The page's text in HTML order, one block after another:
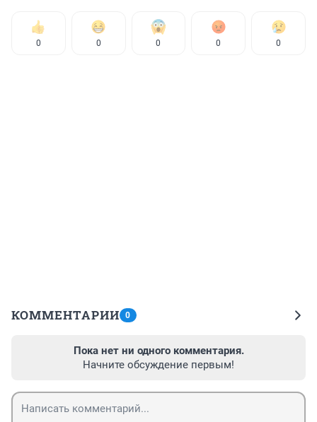
0 0 0 0 0
КОММЕНТАРИИ 0
Пока нет ни одного комментария.
Начните обсуждение первым!